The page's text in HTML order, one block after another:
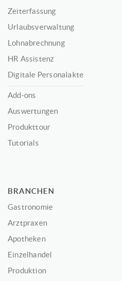
Zeiterfassung
Urlaubsverwaltung
Lohnabrechnung
HR Assistenz
Digitale Personalakte
Add-ons
Auswertungen
Produkttour
Tutorials
BRANCHEN
Gastronomie
Arztpraxen
Apotheken
Einzelhandel
Produktion